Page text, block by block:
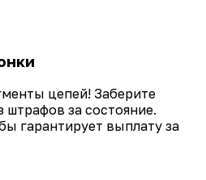
цепей! Заберите
штрафов за состояние.
гарантирует выплату за